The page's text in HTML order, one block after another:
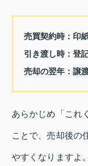
売買契約時：印
引き渡し時：登
売却の翌年：譲
あらかじめ「これ
ことで、売却後の
やすくなりますよ